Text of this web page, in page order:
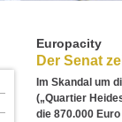
Europacity
Der Senat
Im Skandal um
(„Quartier
die 870.000